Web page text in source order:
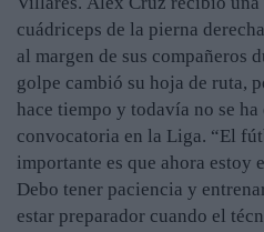
cuádriceps de la pierna
al margen de sus compañeros
golpe cambió su hoja de ruta,
hace tiempo y todavía no se ha
convocatoria en la Liga. “El
importante es que ahora estoy
Debo tener paciencia y
estar preparador cuando el